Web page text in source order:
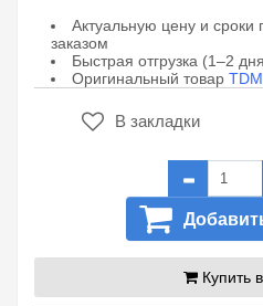
Актуальную цену и сроки
заказом
Быстрая отгрузка (1–2
Оригинальный товар
В закладки
Купить